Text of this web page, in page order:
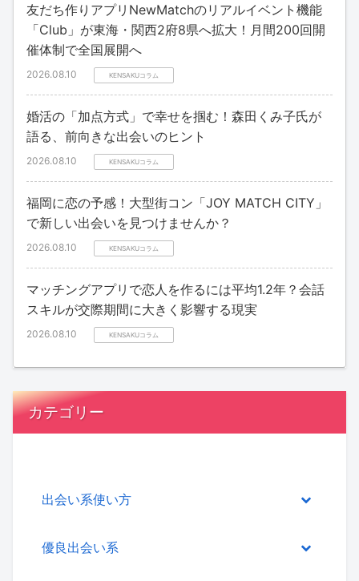
友だち作りアプリNewMatchのリアルイベント機能
「Club」が東海・関西2府8県へ拡大！月間200回開
催体制で全国展開へ
2026.08.10 KENSAKUコラム
婚活の「加点方式」で幸せを掴む！森田くみ子氏が
語る、前向きな出会いのヒント
2026.08.10 KENSAKUコラム
福岡に恋の予感！大型街コン「JOY MATCH CITY」
で新しい出会いを見つけませんか？
2026.08.10 KENSAKUコラム
マッチングアプリで恋人を作るには平均1.2年？会話
スキルが交際期間に大きく影響する現実
2026.08.10 KENSAKUコラム
カテゴリー
出会い系使い方
優良出会い系